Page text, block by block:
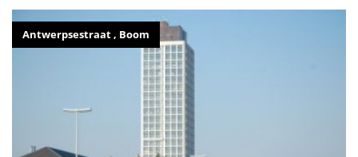
Antwerpsestraat , Boom